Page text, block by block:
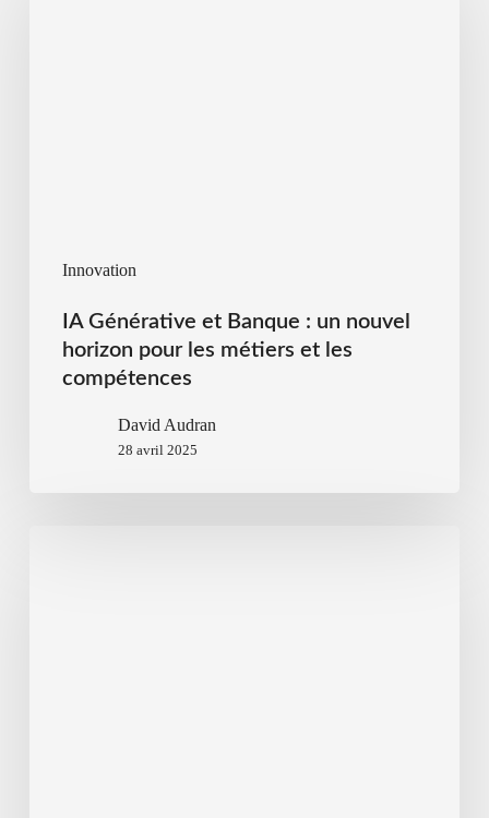
Innovation
IA Générative et Banque : un nouvel
horizon pour les métiers et les
compétences
David Audran
28 avril 2025